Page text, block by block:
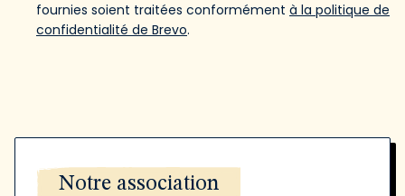
fournies soient traitées conformément à la politique de
confidentialité de Brevo.
Notre association